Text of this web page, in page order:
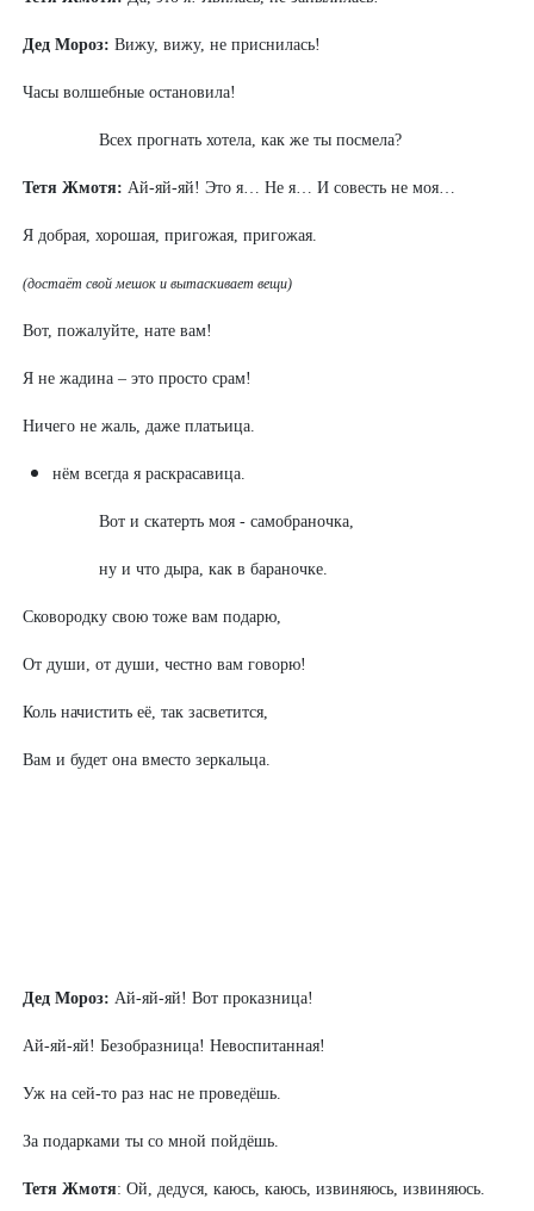
Дед Мороз: Вижу, вижу, не приснилась!
Часы волшебные остановила!
Всех прогнать хотела, как же ты посмела?
Тетя Жмотя: Ай-яй-яй! Это я… Не я… И совесть не моя…
Я добрая, хорошая, пригожая, пригожая.
(достаёт свой мешок и вытаскивает вещи)
Вот, пожалуйте, нате вам!
Я не жадина – это просто срам!
Ничего не жаль, даже платьица.
нём всегда я раскрасавица.
Вот и скатерть моя - самобраночка,
ну и что дыра, как в бараночке.
Сковородку свою тоже вам подарю,
От души, от души, честно вам говорю!
Коль начистить её, так засветится,
Вам и будет она вместо зеркальца.
Дед Мороз: Ай-яй-яй! Вот проказница!
Ай-яй-яй! Безобразница! Невоспитанная!
Уж на сей-то раз нас не проведёшь.
За подарками ты со мной пойдёшь.
Тетя Жмотя: Ой, дедуся, каюсь, каюсь, извиняюсь, извиняюсь.